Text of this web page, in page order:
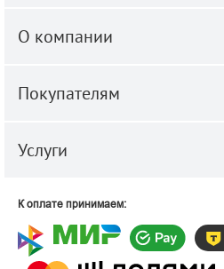
О компании
Покупателям
Услуги
К оплате принимаем: